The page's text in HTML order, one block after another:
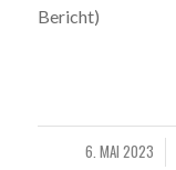
Bericht)
6. MAI 2023